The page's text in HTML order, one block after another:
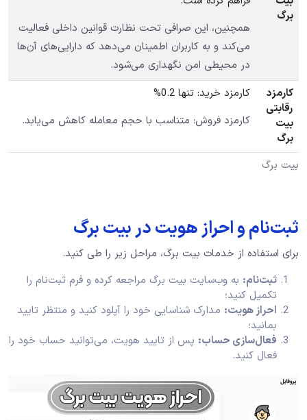
بیت برگ
برگ
همچنین، این صرافی تحت نظارت قوانین داخلی فعالیت
می‌کند و به کاربران اطمینان می‌دهد که دارایی‌های آن‌ها
در محیطی امن نگهداری می‌شود.
کارمزد
رقابتی
بیت
برگ
کارمزد خرید: تنها 0.2%
کارمزد فروش: متناسب با حجم معامله کاهش می‌یابد.
ثبت‌نام و احراز هویت در بیت برگ
برای استفاده از خدمات بیت برگ، مراحل زیر را طی کنید.
ثبت‌نام: به وب‌سایت بیت برگ مراجعه کرده و فرم ثبت‌نام را
تکمیل کنید؛
احراز هویت: مدارک شناسایی خود را آپلود کنید و منتظر تایید
بمانید؛
فعال‌سازی حساب: پس از تایید هویت، می‌توانید حساب خود را
فعال کنید.